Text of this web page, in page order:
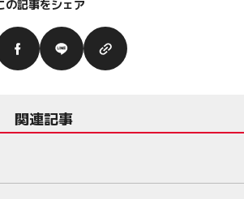
の記事をシェア
関連記事